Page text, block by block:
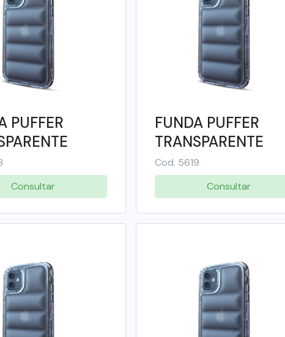
PUFFER
IPHONE
- SOUL
Consultar
FUNDA PUFFER
TRANSPARENTE
COLOR IPHONE
15PROMAX - SOUL
Cod. 5619
Consultar